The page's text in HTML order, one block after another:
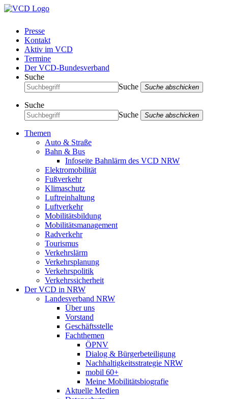
Presse
Kontakt
Aktiv im VCD
Termine
Der VCD-Bundesverband
Suche
Suche
Suche abschicken
Suche
Suche
Suche abschicken
Themen
Auto & Straße
Bahn & Bus
Infoseite Bahnlärm des VCD NRW
Elektromobilität
Fußverkehr
Klimaschutz
Luftreinhaltung
Luftverkehr
Mobilitätsbildung
Mobilitätsmanagement
Radverkehr
Tourismus
Verkehrslärm
Verkehrsplanung
Verkehrspolitik
Verkehrssicherheit
Der VCD in NRW
Landesverband NRW
Über uns
Vorstand
Geschäftsstelle
Fachthemen
ÖPNV
Dialog & Bürgerbeteiligung
Nachhaltigkeitsstrategie NRW
mobil 60+
Meine Mobilitätsbiografie
Aktuelle Medien